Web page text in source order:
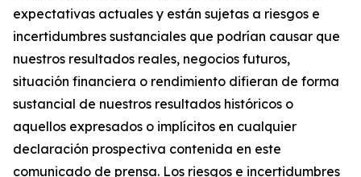
expectativas actuales y están sujetas a riesgos e
incertidumbres sustanciales que podrían causar que
nuestros resultados reales, negocios futuros,
situación financiera o rendimiento difieran de forma
sustancial de nuestros resultados históricos o
aquellos expresados o implícitos en cualquier
declaración prospectiva contenida en este
comunicado de prensa. Los riesgos e incertidumbres